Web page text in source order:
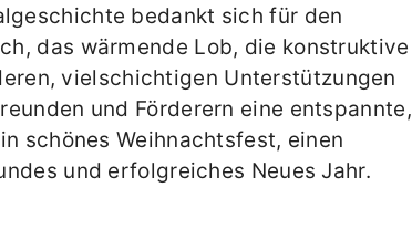
bedankt sich für den
das wärmende Lob, die konstruktive
vielschichtigen Unterstützungen
und Förderern eine entspannte,
schönes Weihnachtsfest, einen
und erfolgreiches Neues Jahr.